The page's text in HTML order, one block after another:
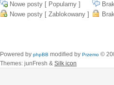
Nowe posty [ Popularny ]
Nowe posty [ Zablokowany ]
Powered by phpBB modified by Przemo ©
Themes: junFresh & Silk icon